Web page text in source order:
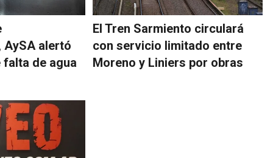
AySA alertó
de agua
El Tren Sarmiento circulará
con servicio limitado entre
Moreno y Liniers por obras